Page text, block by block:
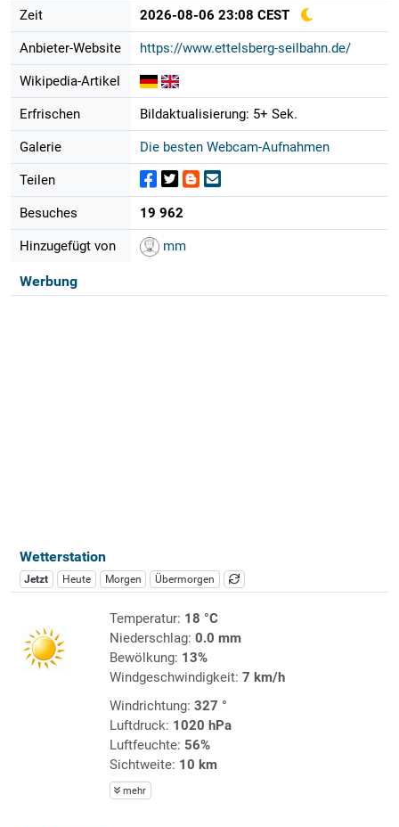
Zeit 2026-08-06 23:08 CEST
Anbieter-Website https://www.ettelsberg-seilbahn.de/
Wikipedia-Artikel
Erfrischen Bildaktualisierung: 5+ Sek.
Galerie Die besten Webcam-Aufnahmen
Teilen
Besuches 19 962
Hinzugefügt von mm
Werbung
Wetterstation
Jetzt Heute Morgen Übermorgen
Temperatur: 18 °C
Niederschlag: 0.0 mm
Bewölkung: 13%
Windgeschwindigkeit: 7 km/h
Windrichtung: 327 °
Luftdruck: 1020 hPa
Luftfeuchte: 56%
Sichtweite: 10 km
mehr